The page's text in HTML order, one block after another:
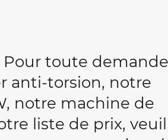
Pour toute demande
anti-torsion, notre
notre machine de
liste de prix,